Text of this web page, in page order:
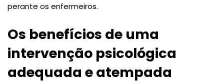
perante os enfermeiros.
Os benefícios de uma
intervenção psicológica
adequada e atempada